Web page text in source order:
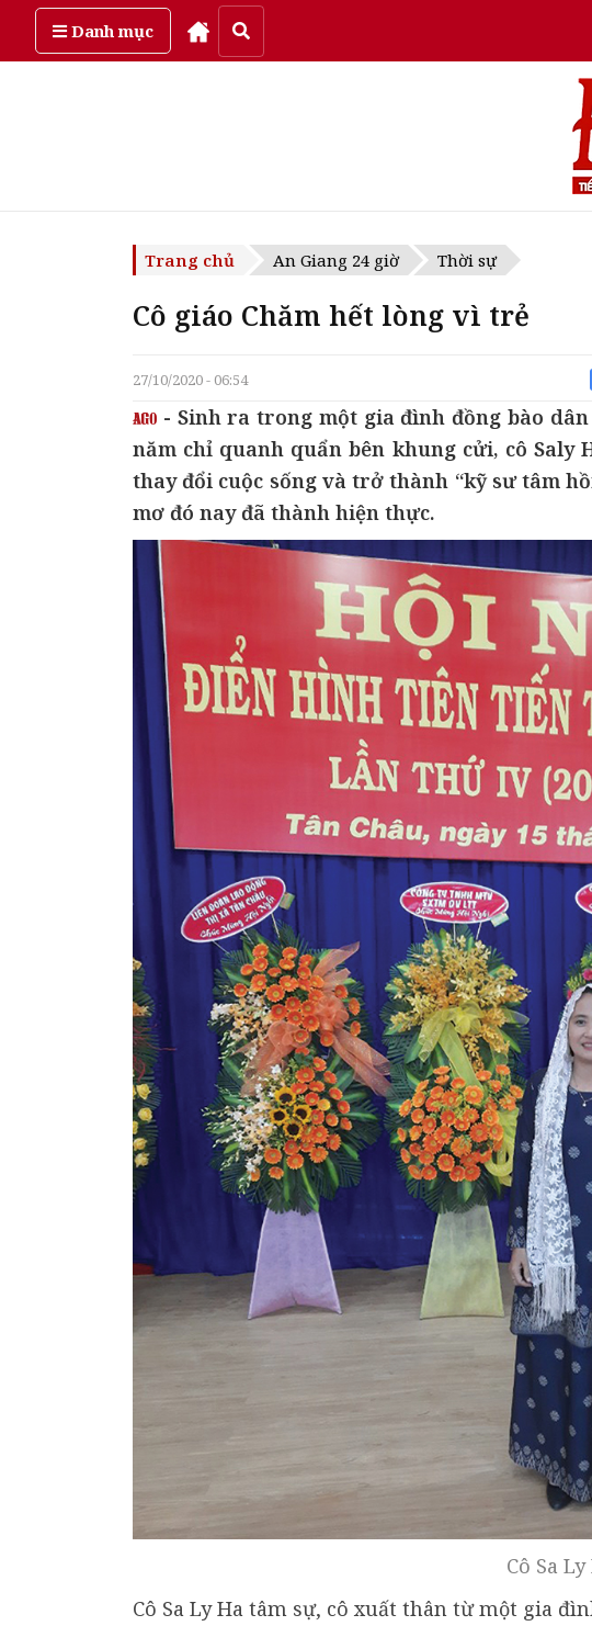
Danh mụcChủ Nhật, ngày 9/08/2026
Trang chủ An Giang 24 giờ Thời sự
Cô giáo Chăm hết lòng vì trẻ
27/10/2020 - 06:54
- Sinh ra trong một gia đình đồng bào
năm chỉ quanh quẩn bên khung cửi, cô Saly
thay đổi cuộc sống và trở thành “kỹ sư tâm
mơ đó nay đã thành hiện thực.
Cô Sa Ly
Cô Sa Ly Ha tâm sự, cô xuất thân từ một gia